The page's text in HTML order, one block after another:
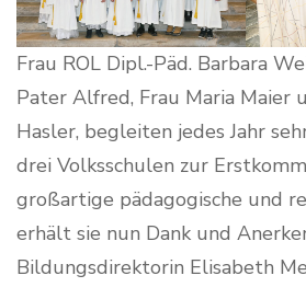
Frau ROL Dipl.-Päd. Barbara
Pater Alfred, Frau Maria Maier
Hasler, begleiten jedes Jahr
drei Volksschulen zur
großartige pädagogische und
erhält sie nun Dank und
Bildungsdirektorin Elisabeth